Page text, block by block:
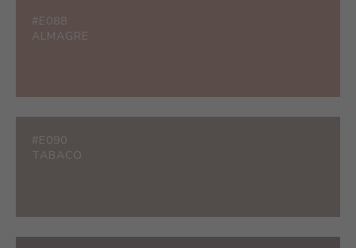
#E088
ALMAGRE
#E090
TABACO